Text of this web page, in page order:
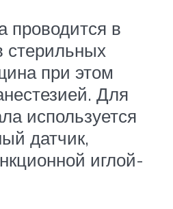
проводится в
стерильных
при этом
Для
используется
датчик,
иглой-